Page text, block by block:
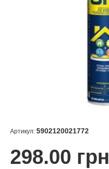
298.00 грн
Артикул: 5902120021772